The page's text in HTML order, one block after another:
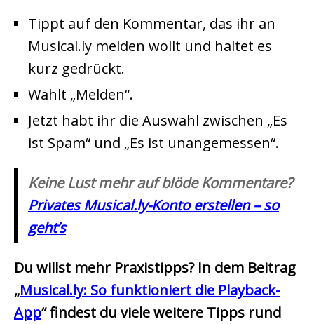
Tippt auf den Kommentar, das ihr an
Musical.ly melden wollt und haltet es
kurz gedrückt.
Wählt „Melden“.
Jetzt habt ihr die Auswahl zwischen „Es
ist Spam“ und „Es ist unangemessen“.
Keine Lust mehr auf blöde Kommentare?
Privates Musical.ly-Konto erstellen – so
geht’s
Du willst mehr Praxistipps? In dem Beitrag
„Musical.ly: So funktioniert die Playback-
App“ findest du viele weitere Tipps rund